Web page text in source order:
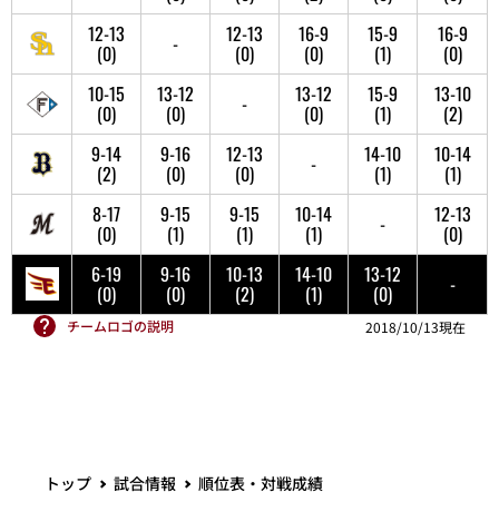
12-13
(0) - 12-13
(0)
16-9
(0)
15-9
(1)
16-9
(0)
10-15
(0)
13-12
(0) - 13-12
(0)
15-9
(1)
13-10
(2)
9-14
(2)
9-16
(0)
12-13
(0) - 14-10
(1)
10-14
(1)
8-17
(0)
9-15
(1)
9-15
(1)
10-14
(1) - 12-13
(0)
6-19
(0)
9-16
(0)
10-13
(2)
14-10
(1)
13-12
(0) -
チームロゴの説明 2018/10/13現在
トップ 試合情報 順位表・対戦成績